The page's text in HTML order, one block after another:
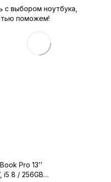
выбором ноутбука,
поможем!
Pro 13’’
i5 8 / 256GB